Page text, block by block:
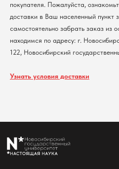
покупателя. Пожалуйста,
доставки в Ваш населенный пункт
самостоятельно забрать заказ из
находимся по адресу: г.
122, Новосибирский
Узнать условия доставки
@2026 Новосибирский государственный университет.
пользователей сайта